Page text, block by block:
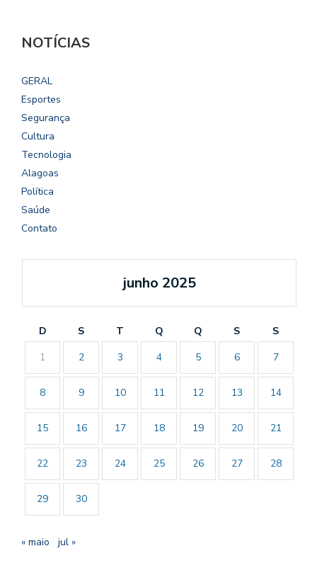
NOTÍCIAS
GERAL
Esportes
Segurança
Cultura
Tecnologia
Alagoas
Política
Saúde
Contato
junho 2025
D S T Q Q S
S
1
2 3 4 5 6 7
8 9 10 11 12 13 14
15 16 17 18 19 20 21
22 23 24 25 26 27 28
29 30
« maio jul »